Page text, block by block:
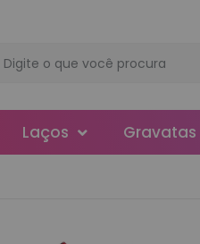
Laços Gravatas